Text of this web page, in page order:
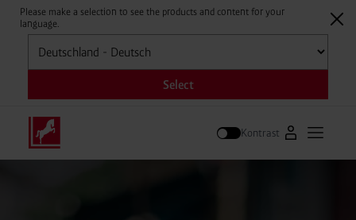
Please make a selection to see the products and content for your
language.
Auswählen
Select
Kontrast Zum